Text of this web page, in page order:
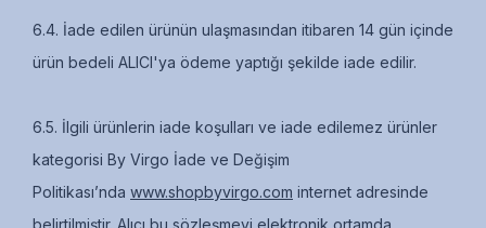
6.4. İade edilen ürünün ulaşmasından itibaren 14 gün içinde
ürün bedeli ALICI'ya ödeme yaptığı şekilde iade edilir.
6.5. İlgili ürünlerin iade koşulları ve iade edilemez ürünler
kategorisi By Virgo İade ve Değişim
Politikası’nda www.shopbyvirgo.com internet adresinde
belirtilmiştir. Alıcı bu sözleşmeyi elektronik ortamda